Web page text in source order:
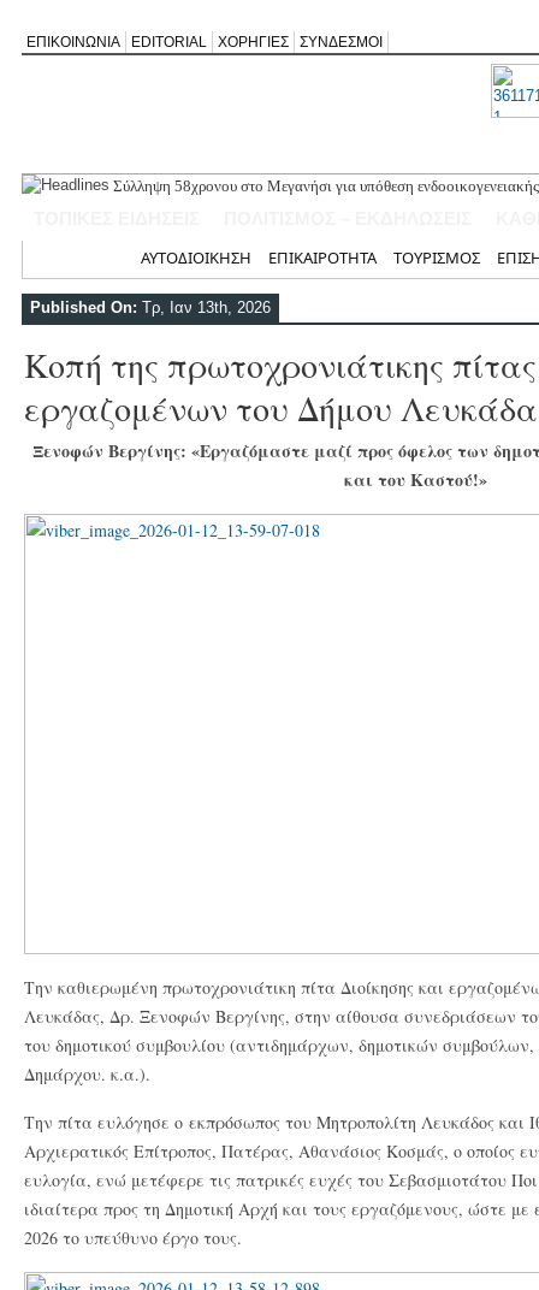
ΕΠΙΚΟΙΝΩΝΙΑ EDITORIAL ΧΟΡΗΓΙΕΣ ΣΥΝΔΕΣΜΟΙ
Σύλληψη 58χρονου στο Μεγανήσι για υπόθεση
Αφιέρωμα στον Ηλία Λογοθέτη απόψε στο Κηποθέατρο «Άγγελος
Γράμμο
ΑΥΤΟΔΙΟΙΚΗΣΗ ΕΠΙΚΑΙΡΟΤΗΤΑ ΤΟΥΡΙΣΜΟΣ
Published On: Τρ, Ιαν 13th, 2026
Κοπή της πρωτοχρονιάτικης πίτας
εργαζομένων του Δήμου
Ξενοφών Βεργίνης: «Εργαζόμαστε μαζί προς όφελος των
και του Καστού!»
Την καθιερωμένη πρωτοχρονιάτικη πίτα Διοίκησης και
Λευκάδας, Δρ. Ξενοφών Βεργίνης, στην αίθουσα συνεδριάσεων
του δημοτικού συμβουλίου (αντιδημάρχων, δημοτικών
Δημάρχου. κ.α.).
Την πίτα ευλόγησε ο εκπρόσωπος του Μητροπολίτη Λευκάδος και
Αρχιερατικός Επίτροπος, Πατέρας, Αθανάσιος Κοσμάς, ο οποίος
ευλογία, ενώ μετέφερε τις πατρικές ευχές του Σεβασμιοτάτου
ιδιαίτερα προς τη Δημοτική Αρχή και τους εργαζόμενους, ώστε με
2026 το υπεύθυνο έργο τους.